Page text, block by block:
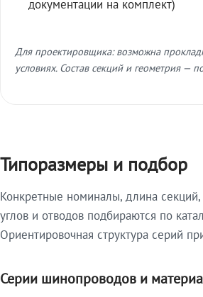
документации на комплект)
Для проектировщика: возможна
условиях. Состав секций и геометрия —
Типоразмеры и подбор
Конкретные номиналы, длина
углов и отводов подбираются по
Ориентировочная структура серий
Серии шинопроводов и